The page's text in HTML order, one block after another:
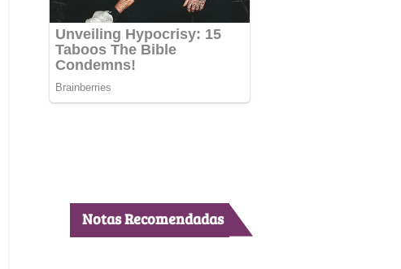
Notas Recomendadas